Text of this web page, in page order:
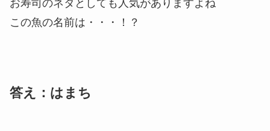
お寿司のネタとしても人気がありますよね
この魚の名前は・・・！？
答え：はまち